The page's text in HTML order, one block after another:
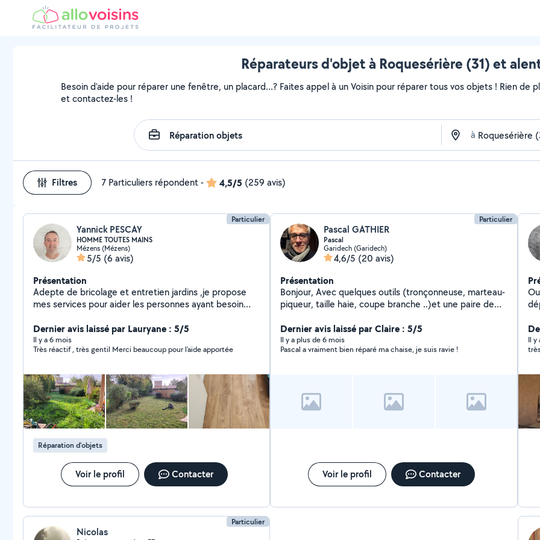
Réparateurs d'objet à Roquesérière (31) et
Besoin d'aide pour réparer une fenêtre, un placard...? Faites appel à un Voisin pour réparer tous vos objets ! Rien de
et contactez-les !
à
Filtres 7 Particuliers répondent- 4,5/5 (259 avis)
Particulier
Yannick PESCAY
HOMME TOUTES MAINS
Mézens (Mézens)
5/5 (6 avis)
Présentation
Adepte de bricolage et entretien jardins ,je propose
mes services pour aider les personnes ayant besoin
quotidien. Je travaille en CESU ,ce qui vous permet de
récupérer 50% de crédit d'impôt.
Dernier avis laissé par Lauryane : 5/5
Il y a 6 mois
Très réactif , très gentil Merci beaucoup pour l'aide apportée
Réparation d'objets
Voir le profil Contacter
Particulier
Pascal GATHIER
Pascal
Garidech (Garidech)
4,6/5 (20 avis)
Présentation
Bonjour, Avec quelques outils (tronçonneuse, marteau-
piqueur, taille haie, coupe branche ..)et une paire de
déjà arrivé de laisser libre cours à ce que les gens
peuvent donner en fonction de leur situation.
Dernier avis laissé par Claire : 5/5
Il y a plus de 6 mois
Pascal a vraiment bien réparé ma chaise, je suis ravie !
Voir le profil Contacter
d'un
- Montage
m 20 simple essieu .
Il y
Particulier
Nicolas